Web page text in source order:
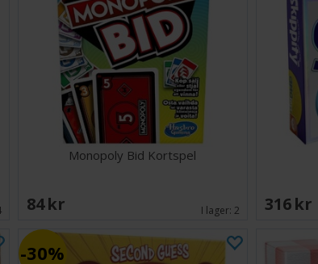
Monopoly Bid Kortspel
84 SEK I lager:2 316 SEK
30%